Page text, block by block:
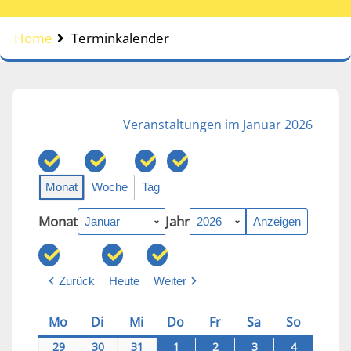
Home Terminkalender
Veranstaltungen im Januar 2026
Monat Woche Tag
Monat Jahr
Zurück Heute Weiter
Mo Montag
Di Dienstag
Mi Mittwoch
Do Donnerstag
FrFreitag
Sa Samstag
SoSonntag
292025-302025-31 1 22026-
32026-
42026-